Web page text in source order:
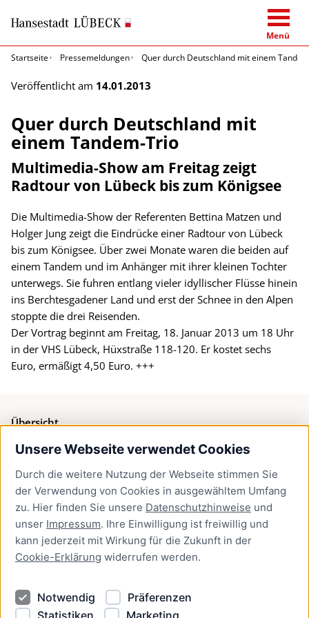
Unsere Webseite verwendet Cookies
Durch die weitere Nutzung der Webseite stimmen Sie
der Verwendung von Cookies in ausgewähltem Umfang
zu. Hier finden Sie unsere Datenschutzhinweise und
unser Impressum. Ihre Einwilligung ist freiwillig und
kann jederzeit mit Wirkung für die Zukunft in der
Cookie-Erklärung widerrufen werden.
Notwendig
Präferenzen
Statistiken
Marketing
Menü
Startseite
Pressemeldungen Quer durch Deutschland mit einem
Veröffentlicht am 14.01.2013
Quer durch Deutschland mit
einem Tandem-Trio
Multimedia-Show am Freitag zeigt
Radtour von Lübeck bis zum Königsee
Die Multimedia-Show der Referenten Bettina Matzen und
Holger Jung zeigt die Eindrücke einer Radtour von Lübeck
bis zum Königsee. Über zwei Monate waren die beiden auf
einem Tandem und im Anhänger mit ihrer kleinen Tochter
unterwegs. Sie fuhren entlang vieler idyllischer Flüsse hinein
ins Berchtesgadener Land und erst der Schnee in den Alpen
stoppte die drei Reisenden.
Der Vortrag beginnt am Freitag, 18. Januar 2013 um 18 Uhr
in der VHS Lübeck, Hüxstraße 118-120. Er kostet sechs
Euro, ermäßigt 4,50 Euro. +++
Übersicht
Bürgerservice
Presse
Newsletter Lübeck:kompakt
Kontakt
Kontakt
Datenschutzhinweise